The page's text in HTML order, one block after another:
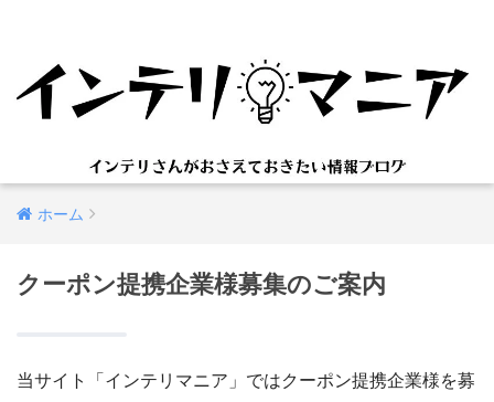
ホーム
クーポン提携企業様募集のご案内
当サイト「インテリマニア」ではクーポン提携企業様を募